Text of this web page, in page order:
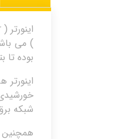
) می
بوده تا
شبکه